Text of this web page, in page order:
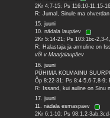
2Kr 4:7-15; Ps 116:10-11,15-
R: Jumal, Sinule ma ohverdan
15. juuni
10. nädala laupäev
2Kr 5:14-21; Ps 103:1bc-2,3-
R: Halastaja ja armuline on
või v Maarjalaupäev
16. juuni
PÜHIMA KOLMAINU
Õp 8:22-31; Ps 8:4-5,6-7,8-9;
R: Issand, kui auline on Sinu
17. juuni
11. nädala esmaspäev
2Kr 6:1-10; Ps 98:1,2-